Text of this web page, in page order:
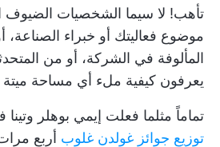
تأهب! لا سيما الشخصيات
موضوع فعاليتك أو خبراء الصناعة،
المألوفة في الشركة، أو من
يعرفون كيفية ملء أي مساحة ميتة
تماماً مثلما فعلت إيمي بوهلر وتينا
توزيع جوائز غولدن غلوب أربع